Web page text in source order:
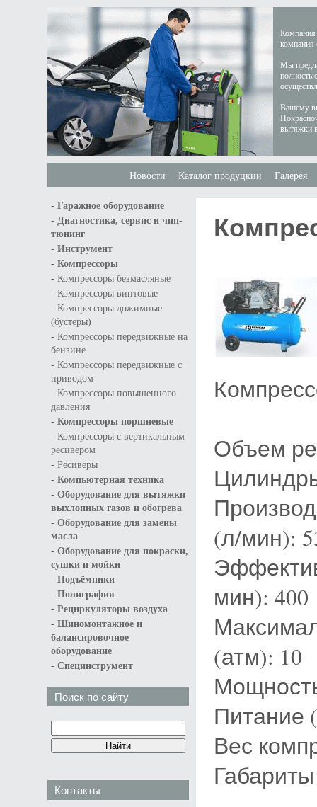
Компания
компания
Мы
Вашему
вытяжки
Новости Каталог продуцкии Галерея
- Гаражное оборудование
- Диагностика, сервис и чип-
тюнинг
- Инструмент
- Компрессоры
- Компрессоры безмасляные
- Компрессоры винтовые
- Компрессоры дожимные
(бустеры)
- Компрессоры передвижные на
бензине
- Компрессоры передвижные с
приводом
- Компрессоры повышенного
давления
- Компрессоры поршневые
- Компрессоры с вертикальным
ресивером
- Ресиверы
- Компьютерная техника
- Оборудование для вытяжки
выхлопных газов и обогрева
- Оборудование для замены
масла
- Оборудование для покраски,
сушки и мойки
- Подъёмники
- Полиграфия
- Рециркуляторы воздуха
- Шиномонтажное и
балансировочное
оборудование
- Специнструмент
Поиск по сайту
Контакты
Объем
(л/мин):
мин): 400
(атм): 10
Питание
Вес